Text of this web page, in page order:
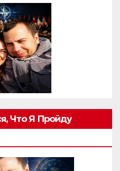
Что Я Пройду